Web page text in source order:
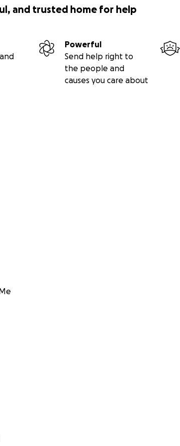
and trusted home for help
Powerful
Send help right to
the people and
causes you care about